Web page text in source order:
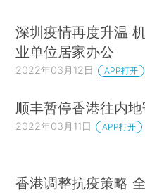
深圳疫情再度升温
业单位居家办公
2022年03月12日 APP打开
顺丰暂停香港往内
2022年03月11日 APP打开
香港调整抗疫策略